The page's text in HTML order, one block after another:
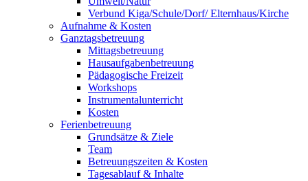
Verbund Kiga/Schule/Dorf/ Elternhaus/Kirche
Aufnahme & Kosten
Ganztagsbetreuung
Mittagsbetreuung
Hausaufgabenbetreuung
Pädagogische Freizeit
Workshops
Instrumentalunterricht
Kosten
Ferienbetreuung
Grundsätze & Ziele
Team
Betreuungszeiten & Kosten
Tagesablauf & Inhalte